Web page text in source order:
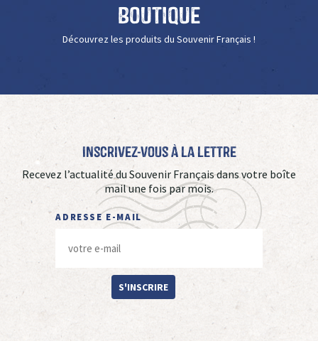
Boutique
Découvrez les produits du Souvenir Français !
Inscrivez-vous à La Lettre
Recevez l’actualité du Souvenir Français dans votre boîte
mail une fois par mois.
ADRESSE E-MAIL
S'INSCRIRE